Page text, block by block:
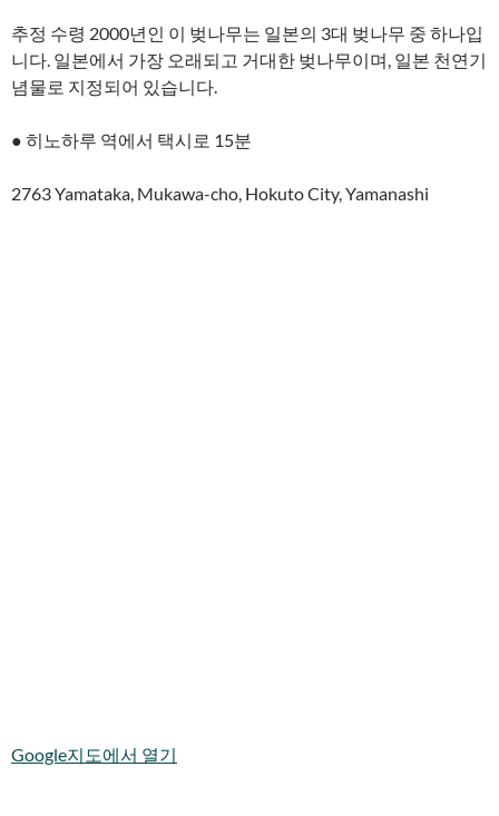
추정 수령 2000년인 이 벚나무는 일본의 3대 벚나무 중 하나입
니다. 일본에서 가장 오래되고 거대한 벚나무이며, 일본 천연기
념물로 지정되어 있습니다.
● 히노하루 역에서 택시로 15분
2763 Yamataka, Mukawa-cho, Hokuto City, Yamanashi
Google지도에서 열기